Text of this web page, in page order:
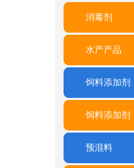
消毒剂
水产产品
饲料添加剂
饲料添加剂
预混料